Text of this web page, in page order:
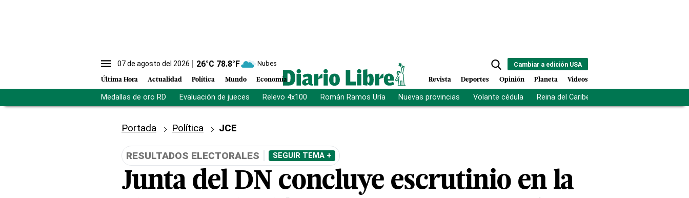
07 de agosto del 2026 26°C 78.8°F Nubes
Última Hora Actualidad Política Mundo Economía
Cambiar a edición USA
Revista Deportes Opinión Planeta Videos
Medallas de oro RD Evaluación de jueces Relevo 4x100 Román Ramos Uría Nuevas provincias Volante cédula Reina del Caribe
Portada Política JCE
RESULTADOS ELECTORALES SEGUIR TEMA +
Junta del DN concluye escrutinio en la